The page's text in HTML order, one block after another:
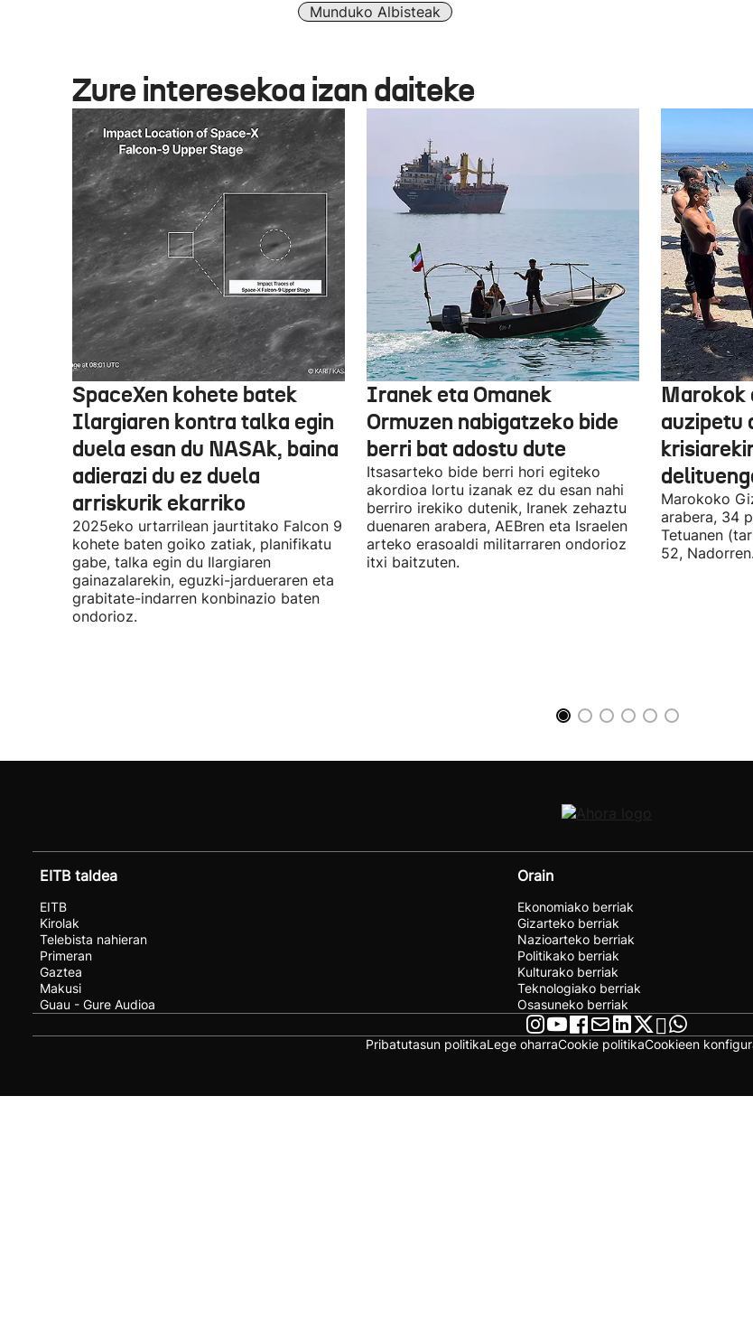
Munduko Albisteak
Zure interesekoa izan daiteke
SpaceXen kohete batek
Ilargiaren kontra talka egin
duela esan du NASAk, baina
adierazi du ez duela
arriskurik ekarriko
2025eko urtarrilean jaurtitako Falcon 9
kohete baten goiko zatiak, planifikatu
gabe, talka egin du Ilargiaren
gainazalarekin, eguzki-jardueraren eta
grabitate-indarren konbinazio baten
ondorioz.
Iranek eta Omanek
Ormuzen nabigatzeko bide
berri bat adostu dute
Itsasarteko bide berri hori egiteko
akordioa lortu izanak ez du esan nahi
berriro irekiko dutenik, Iranek zehaztu
duenaren arabera, AEBren eta Israelen
arteko erasoaldi militarraren ondorioz
itxi baitzuten.
Marokok
auzipetu
Marokoko
arabera, 34
Tetuanen
52, Nadorren.
EITB taldea
EITB
Kirolak
Telebista nahieran
Primeran
Gaztea
Makusi
Guau - Gure Audioa
Orain
Ekonomiako berriak
Gizarteko berriak
Nazioarteko berriak
Politikako berriak
Kulturako berriak
Teknologiako berriak
Osasuneko berriak
Pribatutasun politikaLege oharraCookie politikaCookieen